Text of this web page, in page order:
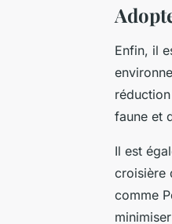
Enfin, il
faune et
Il est
croisière
comme